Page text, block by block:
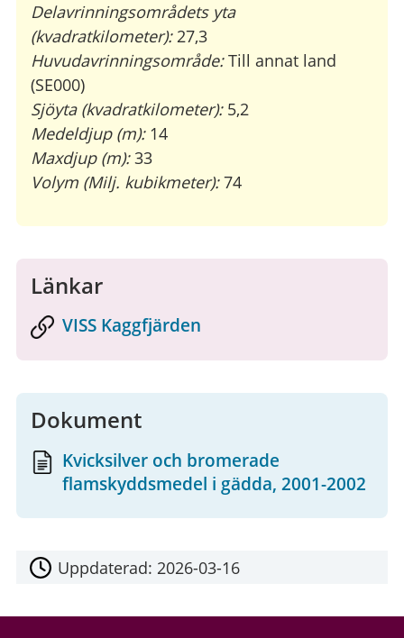
Delavrinningsområdets yta
(kvadratkilometer):27,3
Huvudavrinningsområde:Till annat land
(SE000)
Sjöyta (kvadratkilometer):5,2
Medeldjup (m):14
Maxdjup (m):33
Volym (Milj. kubikmeter):74
Länkar
VISS Kaggfjärden
Dokument
Kvicksilver och bromerade
flamskyddsmedel i gädda, 2001-2002
Uppdaterad: 2026-03-16